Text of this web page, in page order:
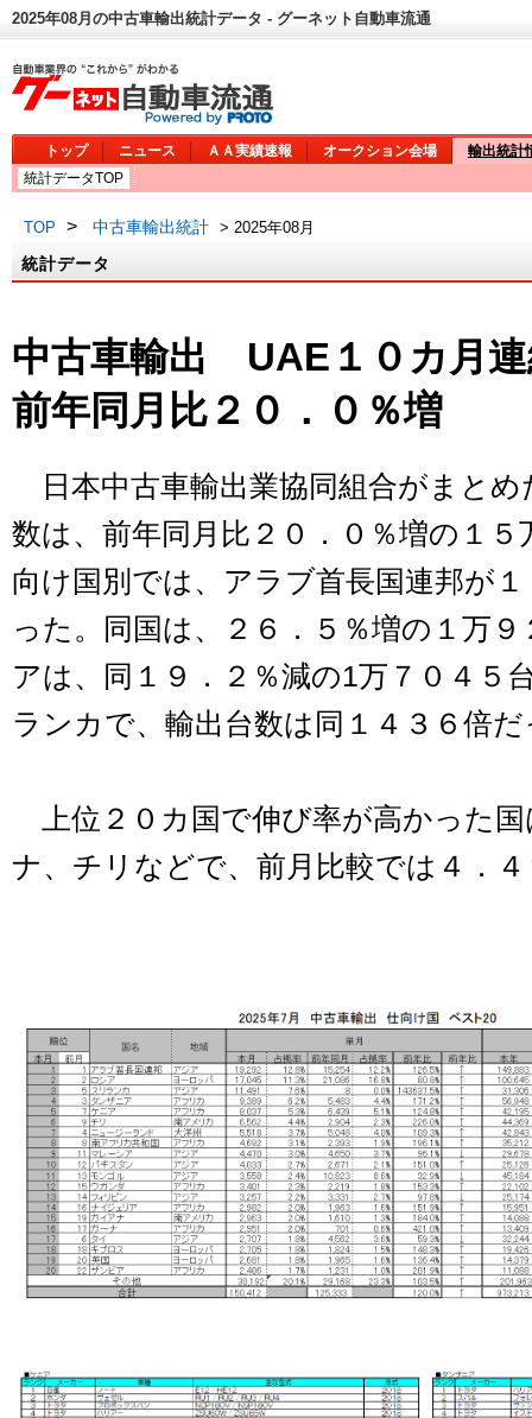
2025年08月の中古車輸出統計データ - グーネット自動車流通
トップ ニュース ＡＡ実績速報 オークション会場
輸出統計
統計データTOP
TOP > 中古車輸出統計 > 2025年08月
統計データ
中古車輸出 UAE１０カ月
前年同月比２０．０％増
日本中古車輸出業協同組合がまとめ
数は、前年同月比２０．０％増の１
向け国別では、アラブ首長国連邦が
った。同国は、２６．５％増の１万
アは、同１９．２％減の1万７０４５
ランカで、輸出台数は同１４３６倍
上位２０カ国で伸び率が高かった
ナ、チリなどで、前月比較では４．